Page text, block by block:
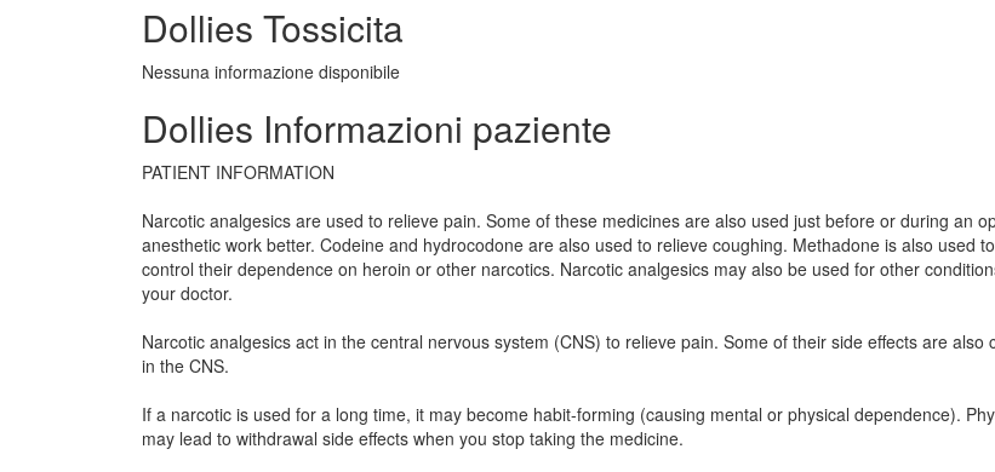
Dollies Tossicita
Nessuna informazione disponibile
Dollies Informazioni paziente
PATIENT INFORMATION
Narcotic analgesics are used to relieve pain. Some of these medicines are also used just before or during an
anesthetic work better. Codeine and hydrocodone are also used to relieve coughing. Methadone is also used
control their dependence on heroin or other narcotics. Narcotic analgesics may also be used for other
your doctor.
Narcotic analgesics act in the central nervous system (CNS) to relieve pain. Some of their side effects are also
in the CNS.
If a narcotic is used for a long time, it may become habit-forming (causing mental or physical dependence).
may lead to withdrawal side effects when you stop taking the medicine.